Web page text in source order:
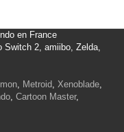
en France
Switch 2, amiibo, Zelda,
, Metroid, Xenoblade,
, Cartoon Master,